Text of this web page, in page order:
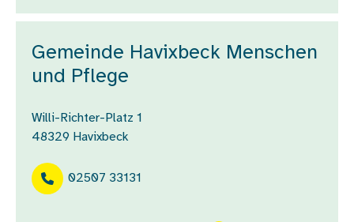
Gemeinde Havixbeck Menschen
und Pflege
Willi-Richter-Platz 1
48329 Havixbeck
02507 33131